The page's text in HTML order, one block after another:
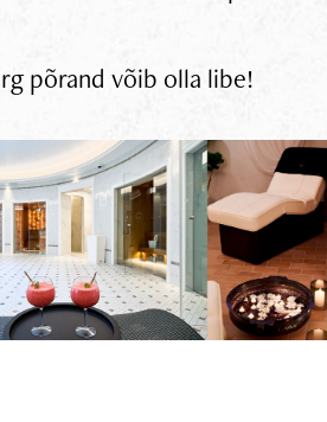
põrand võib olla libe!